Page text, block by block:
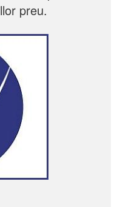
preu.